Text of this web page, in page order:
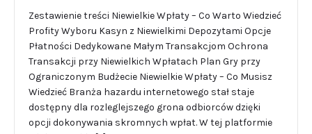
Zestawienie treści Niewielkie Wpłaty – Co Warto Wiedzieć
Profity Wyboru Kasyn z Niewielkimi Depozytami Opcje
Płatności Dedykowane Małym Transakcjom Ochrona
Transakcji przy Niewielkich Wpłatach Plan Gry przy
Ograniczonym Budżecie Niewielkie Wpłaty – Co Musisz
Wiedzieć Branża hazardu internetowego stał staje
dostępny dla rozleglejszego grona odbiorców dzięki
opcji dokonywania skromnych wpłat. W tej platformie